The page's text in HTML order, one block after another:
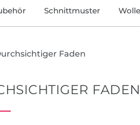
Schnittmuster Wolle
Faden
FADEN